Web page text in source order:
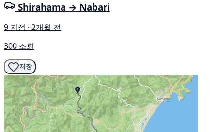
Shirahama → Nabari
9 지점 · 2개월 전
300 조회
저장